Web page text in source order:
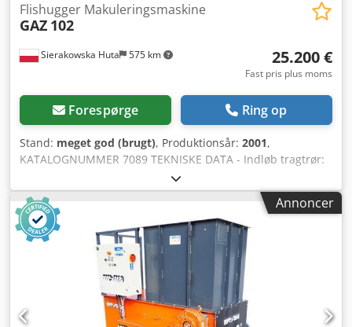
Sierakowska Huta 575 km
Flishugger Makuleringsmaskine
GAZ 102
25.200 €
Fast pris plus moms
Forespørge Ring op
Stand: meget god (brugt), Produktionsår: 2001,
KATALOGNUMMER 7089 TEKNISKE DATA - Indløb tragtrør:
1020x1230 mm - Arbejdsbredde på rotor: 1020 mm - Rotor
diameter: 348 mm - Hovedmotor: 22kW, 400V, 50Hz
Djdpfxsztau Sj Ag Ajck - Pumpemotor: 0,75kW - Antal knive:
50 stk - Knivdimension: 35x35x20 mm - Si: 12 mm -
Skubskuffe - Elektrisk autorevers - Dimensioner L/B/H:
2000x1130x1530 mm - Vægt: 970 kg FORDELE – autorevers
– som WEIMA WL 10 – tysk produktion – skubskuffe – meget
god stand – brugt flishugger, DTR+CE dokumentation
Nettopris: 99.900 PLN Nettopris: 23.790 EUR afhængig af
Annoncer